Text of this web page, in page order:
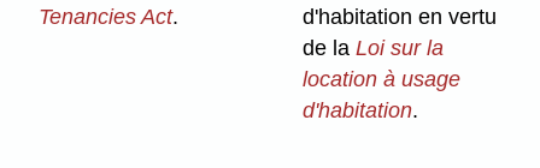
Tenancies Act.
d'habitation en vertu
de laLoi sur la
location à usage
d'habitation.